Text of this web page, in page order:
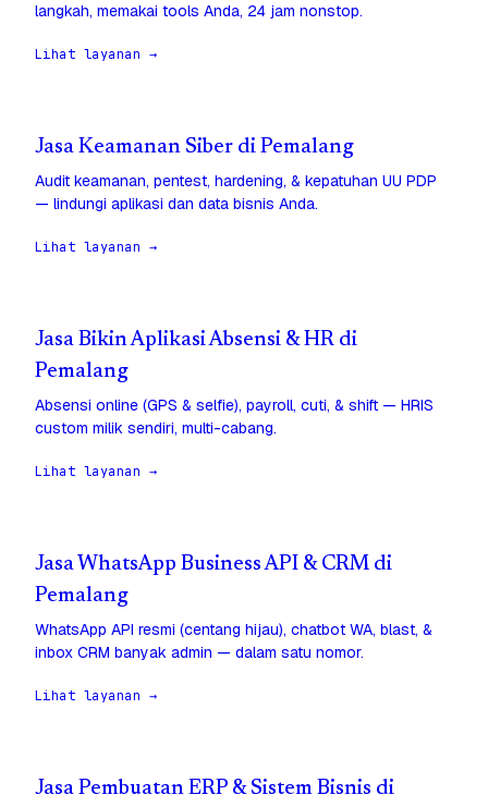
langkah, memakai tools Anda, 24 jam nonstop.
Lihat layanan →
Jasa Keamanan Siber di Pemalang
Audit keamanan, pentest, hardening, & kepatuhan UU PDP
— lindungi aplikasi dan data bisnis Anda.
Lihat layanan →
Jasa Bikin Aplikasi Absensi & HR di
Pemalang
Absensi online (GPS & selfie), payroll, cuti, & shift — HRIS
custom milik sendiri, multi-cabang.
Lihat layanan →
Jasa WhatsApp Business API & CRM di
Pemalang
WhatsApp API resmi (centang hijau), chatbot WA, blast, &
inbox CRM banyak admin — dalam satu nomor.
Lihat layanan →
Jasa Pembuatan ERP & Sistem Bisnis di